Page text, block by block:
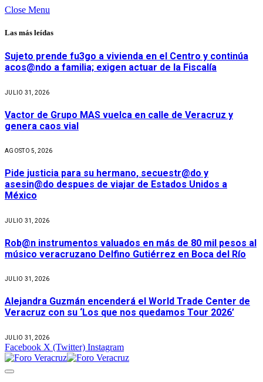
Close Menu
Las más leídas
Sujeto prende fu3go a vivienda en el Centro y continúa
acos@ndo a familia; exigen actuar de la Fiscalía
JULIO 31, 2026
Vactor de Grupo MAS vuelca en calle de Veracruz y
genera caos vial
AGOSTO 5, 2026
Pide justicia para su hermano, secuestr@do y
asesin@do despues de viajar de Estados Unidos a
México
JULIO 31, 2026
Rob@n instrumentos valuados en más de 80 mil pesos al
músico veracruzano Delfino Gutiérrez en Boca del Río
JULIO 31, 2026
Alejandra Guzmán encenderá el World Trade Center de
Veracruz con su ‘Los que nos quedamos Tour 2026’
JULIO 31, 2026
Facebook X (Twitter) Instagram